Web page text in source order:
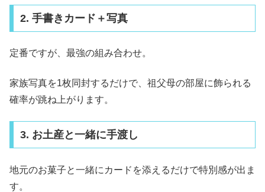
2. 手書きカード＋写真
定番ですが、最強の組み合わせ。
家族写真を1枚同封するだけで、祖父母の部屋に飾られる
確率が跳ね上がります。
3. お土産と一緒に手渡し
地元のお菓子と一緒にカードを添えるだけで特別感が出ま
す。